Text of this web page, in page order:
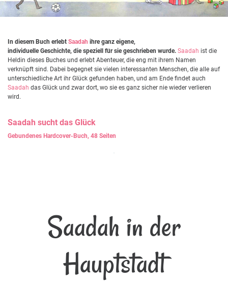
In diesem Buch erlebt Saadah ihre ganz eigene,
individuelle Geschichte, die speziell für sie geschrieben wurde. Saadah ist die
Heldin dieses Buches und erlebt Abenteuer, die eng mit ihrem Namen
verknüpft sind. Dabei begegnet sie vielen interessanten Menschen, die alle auf
unterschiedliche Art ihr Glück gefunden haben, und am Ende findet auch
Saadah das Glück und zwar dort, wo sie es ganz sicher nie wieder verlieren
wird.
Saadah sucht das Glück
Gebundenes Hardcover-Buch, 48 Seiten
Saadah in der
Hauptstadt